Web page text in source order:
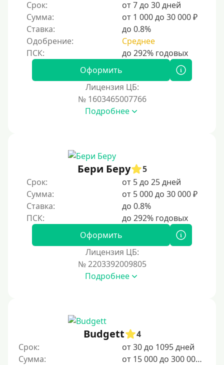
С 21 года
С 22 лет
С 23 лет
С 25 лет
Категории заемщиков
Несовершеннолетним
Без прописки
Без регистрации
С временной регистрацией
Без подтверждения личности
Пенсионерам до 70 лет
Пенсионерам до 85 лет
Безработным
Даже бомжам
Срок:
от 7 до 30 дней
Сумма:
от 1 000 до 30 000 ₽
Ставка:
до 0.8%
Одобрение:
Среднее
Оформить
Лицензия ЦБ:
№ 1603465007766
Подробнее
Бери Беру
5
Срок:
от 5 до 25 дней
Сумма:
от 5 000 до 30 000 ₽
Ставка:
до 0.8%
Оформить
Лицензия ЦБ:
№ 2203392009805
Подробнее
Budgett
4
Срок:
от 30 до 1095 дней
Сумма:
от 15 000 до 300 000 ₽